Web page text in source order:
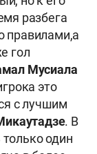
разбега
правилами,а
гол
Мусиала
это
с лучшим
. В
один